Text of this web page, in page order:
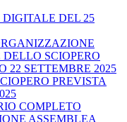
DEL 25
SCIOPERO
22 SETTEMBRE 2025
PREVISTA
COMPLETO
ASSEMBLEA